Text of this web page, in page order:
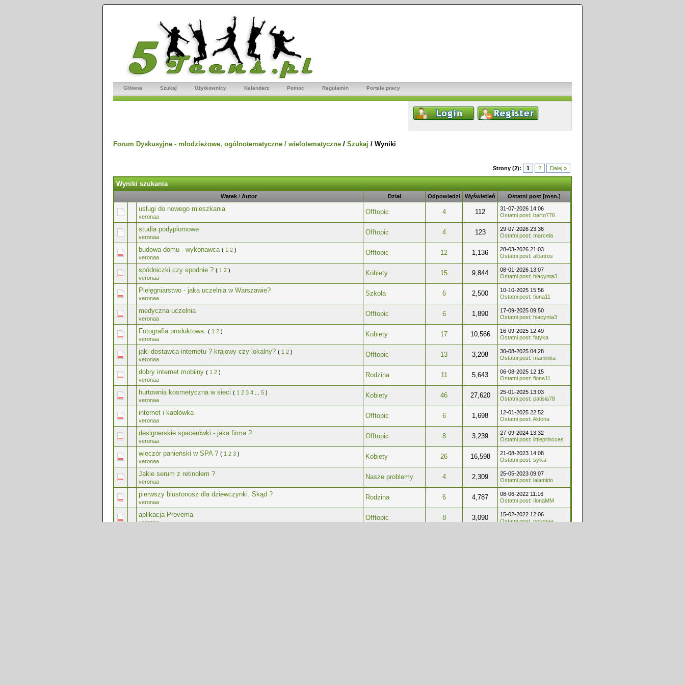
Główna Szukaj Użytkownicy Kalendarz Pomoc Regulamin Portale pracy
Forum Dyskusyjne - młodzieżowe, ogólnotematyczne / wielotematyczne / Szukaj / Wyniki
Strony (2): 1 2 Dalej »
Wyniki szukania
Wątek / Autor Dział Odpowiedzi Wyświetleń Ostatni post [rosn.]
usługi do nowego mieszkania
veronaa
Offtopic 4 112
31-07-2026 14:06
Ostatni post: barto776
studia podyplomowe
veronaa
Offtopic 4 123
29-07-2026 23:36
Ostatni post: marcela
budowa domu - wykonawca ( 1 2 )
veronaa
Offtopic 12 1,136
28-03-2026 21:03
Ostatni post: albatros
spódniczki czy spodnie ? ( 1 2 )
veronaa
Kobiety 15 9,844
08-01-2026 13:07
Ostatni post: hiacynta3
Pielęgniarstwo - jaka uczelnia w Warszawie?
veronaa
Szkoła 6 2,500
10-10-2025 15:56
Ostatni post: fiona11
medyczna uczelnia
veronaa
Offtopic 6 1,890
17-09-2025 09:50
Ostatni post: hiacynta3
Fotografia produktowa. ( 1 2 )
veronaa
Kobiety 17 10,566
16-09-2025 12:49
Ostatni post: fatyka
jaki dostawca internetu ? krajowy czy lokalny? ( 1 2 )
veronaa
Offtopic 13 3,208
30-08-2025 04:28
Ostatni post: maminka
dobry internet mobilny ( 1 2 )
veronaa
Rodzina 11 5,643
06-08-2025 12:15
Ostatni post: fiona11
hurtownia kosmetyczna w sieci ( 1 2 3 4 5 )
veronaa
Kobiety 46 27,620
25-01-2025 13:03
Ostatni post: patisia78
internet i kablówka
veronaa
Offtopic 6 1,698
12-01-2025 22:52
Ostatni post: Aldona
designerskie spacerówki - jaka firma ?
veronaa
Offtopic 8 3,239
27-09-2024 13:32
Ostatni post: littleprincces
wieczór panieński w SPA ? ( 1 2 3 )
veronaa
Kobiety 26 16,598
21-08-2023 14:08
Ostatni post: sylka
Jakie serum z retinolem ?
veronaa
Nasze problemy 4 2,309
25-05-2023 09:07
Ostatni post: lalamido
pierwszy biustonosz dla dziewczynki. Skąd ?
veronaa
Rodzina 6 4,787
08-06-2022 11:16
Ostatni post: IlonaMM
aplikacja Provema
veronaa
Offtopic 8 3,090
15-02-2022 12:06
Ostatni post:veronaa